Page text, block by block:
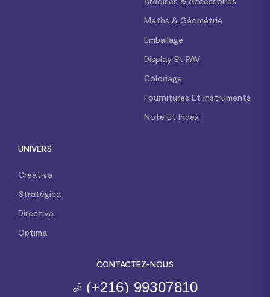
Maths & Géométrie
Emballage
Display Et PAV
Coloriage
Fournitures Et Instruments
Note Et Index
UNIVERS
Créativa
Stratégica
Directiva
Optima
CONTACTEZ-NOUS
(+216) 99307810